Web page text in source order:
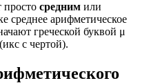
просто средним или
среднее арифметическое
греческой буквой μ
с чертой).